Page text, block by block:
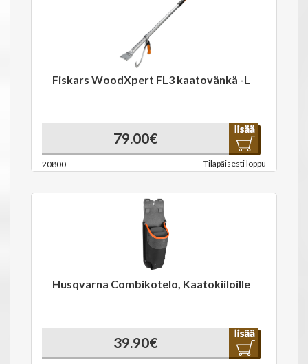
Fiskars WoodXpert FL3 kaatovänkä -L
79.00€
20800 Tilapäisesti loppu
Husqvarna Combikotelo, Kaatokiiloille
39.90€